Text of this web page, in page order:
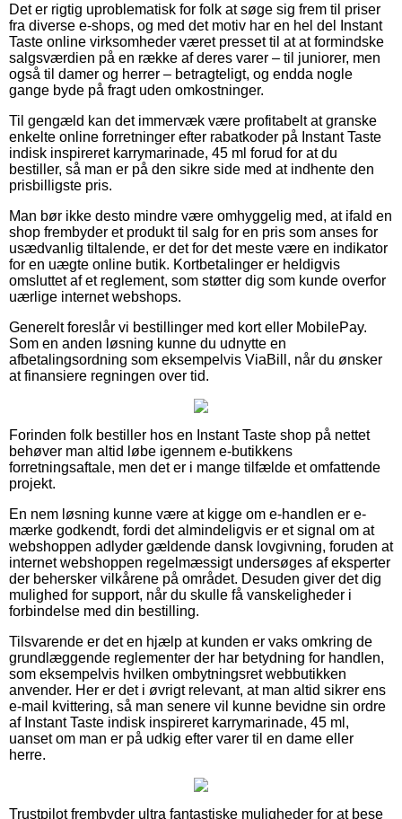
Det er rigtig uproblematisk for folk at søge sig frem til priser
fra diverse e-shops, og med det motiv har en hel del Instant
Taste online virksomheder været presset til at at formindske
salgsværdien på en række af deres varer – til juniorer, men
også til damer og herrer – betragteligt, og endda nogle
gange byde på fragt uden omkostninger.
Til gengæld kan det immervæk være profitabelt at granske
enkelte online forretninger efter rabatkoder på Instant Taste
indisk inspireret karrymarinade, 45 ml forud for at du
bestiller, så man er på den sikre side med at indhente den
prisbilligste pris.
Man bør ikke desto mindre være omhyggelig med, at ifald en
shop frembyder et produkt til salg for en pris som anses for
usædvanlig tiltalende, er det for det meste være en indikator
for en uægte online butik. Kortbetalinger er heldigvis
omsluttet af et reglement, som støtter dig som kunde overfor
uærlige internet webshops.
Generelt foreslår vi bestillinger med kort eller MobilePay.
Som en anden løsning kunne du udnytte en
afbetalingsordning som eksempelvis ViaBill, når du ønsker
at finansiere regningen over tid.
Forinden folk bestiller hos en Instant Taste shop på nettet
behøver man altid løbe igennem e-butikkens
forretningsaftale, men det er i mange tilfælde et omfattende
projekt.
En nem løsning kunne være at kigge om e-handlen er e-
mærke godkendt, fordi det almindeligvis er et signal om at
webshoppen adlyder gældende dansk lovgivning, foruden at
internet webshoppen regelmæssigt undersøges af eksperter
der behersker vilkårene på området. Desuden giver det dig
mulighed for support, når du skulle få vanskeligheder i
forbindelse med din bestilling.
Tilsvarende er det en hjælp at kunden er vaks omkring de
grundlæggende reglementer der har betydning for handlen,
som eksempelvis hvilken ombytningsret webbutikken
anvender. Her er det i øvrigt relevant, at man altid sikrer ens
e-mail kvittering, så man senere vil kunne bevidne sin ordre
af Instant Taste indisk inspireret karrymarinade, 45 ml,
uanset om man er på udkig efter varer til en dame eller
herre.
Trustpilot frembyder ultra fantastiske muligheder for at bese